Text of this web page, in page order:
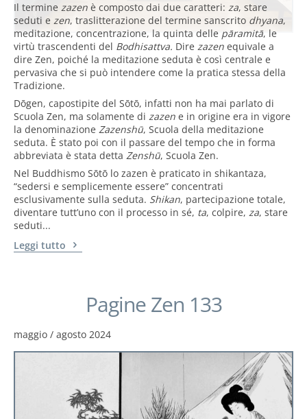
Il termine zazen è composto dai due caratteri: za, stare
seduti e zen, traslitterazione del termine sanscrito dhyana,
meditazione, concentrazione, la quinta delle pāramitā, le
virtù trascendenti del Bodhisattva. Dire zazen equivale a
dire Zen, poiché la meditazione seduta è così centrale e
pervasiva che si può intendere come la pratica stessa della
Tradizione.
Dōgen, capostipite del Sōtō, infatti non ha mai parlato di
Scuola Zen, ma solamente di zazen e in origine era in vigore
la denominazione Zazenshū, Scuola della meditazione
seduta. È stato poi con il passare del tempo che in forma
abbreviata è stata detta Zenshū, Scuola Zen.
Nel Buddhismo Sōtō lo zazen è praticato in shikantaza,
“sedersi e semplicemente essere” concentrati
esclusivamente sulla seduta. Shikan, partecipazione totale,
diventare tutt’uno con il processo in sé, ta, colpire, za, stare
seduti...
Leggi tutto
Pagine Zen 133
maggio / agosto 2024